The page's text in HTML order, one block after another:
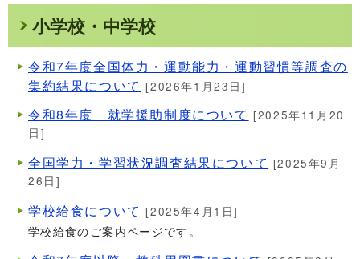
小学校・中学校
令和7年度全国体力・運動能力・運動習慣等調査の
集約結果について [2026年1月23日]
令和8年度 就学援助制度について [2025年11月20
日]
全国学力・学習状況調査結果について [2025年9月
26日]
学校給食について [2025年4月1日]
学校給食のご案内ページです。